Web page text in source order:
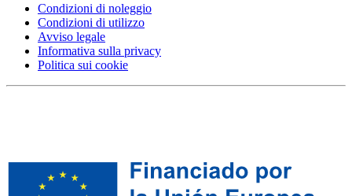
Condizioni di noleggio
Condizioni di utilizzo
Avviso legale
Informativa sulla privacy
Politica sui cookie